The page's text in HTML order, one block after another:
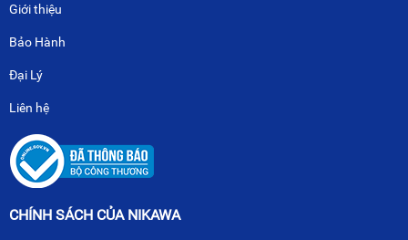
Giới thiệu
Bảo Hành
Đại Lý
Liên hệ
CHÍNH SÁCH CỦA NIKAWA